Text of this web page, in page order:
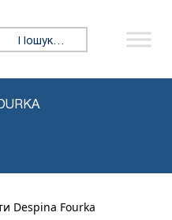
Пошук:
Despina Fourka